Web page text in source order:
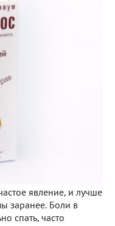
явление, и лучше
заранее. Боли в
спать, часто